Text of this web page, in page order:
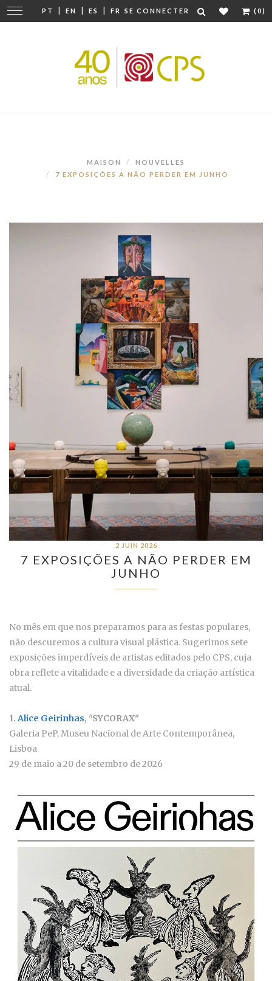
PT | EN | ES | FR SE CONNECTER (0)
Modifier
la
MAISON
NOUVELLES
7 EXPOSIÇÕES A NÃO PERDER EM JUNHO
2 JUIN 2026
7 EXPOSIÇÕES A NÃO PERDER EM
JUNHO
No mês em que nos preparamos para as festas populares,
não descuremos a cultura visual plástica. Sugerimos sete
exposições imperdíveis de artistas editados pelo CPS, cuja
obra reflete a vitalidade e a diversidade da criação artística
atual.
1.Alice Geirinhas, "SYCORAX"
Galeria PeP, Museu Nacional de Arte Contemporânea,
Lisboa
29 de maio a 20 de setembro de 2026